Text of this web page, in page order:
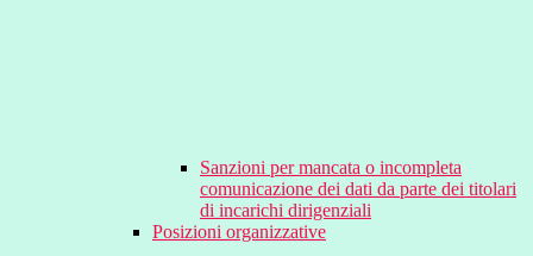
Sanzioni per mancata o incompleta
comunicazione dei dati da parte dei titolari
di incarichi dirigenziali
Posizioni organizzative